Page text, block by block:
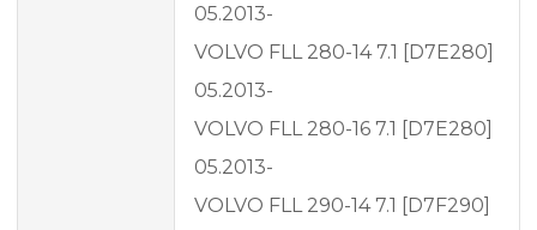
05.2013-
VOLVO FLL 280-14 7.1 [D7E280]
05.2013-
VOLVO FLL 280-16 7.1 [D7E280]
05.2013-
VOLVO FLL 290-14 7.1 [D7F290]